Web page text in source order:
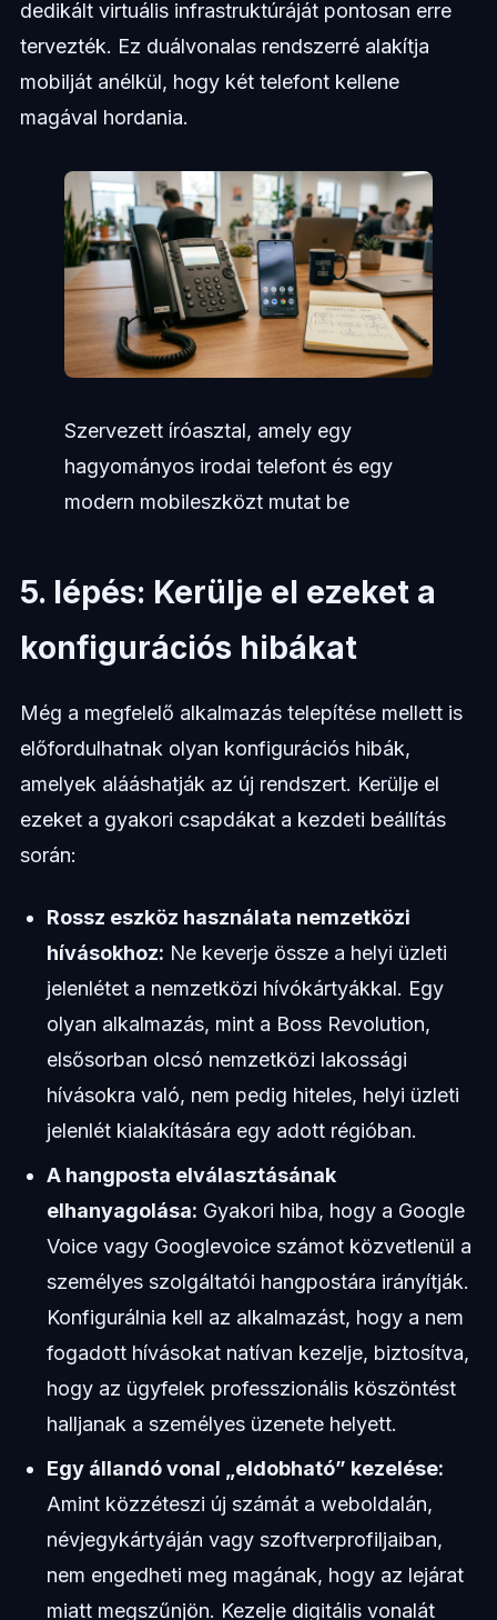
dedikált virtuális infrastruktúráját pontosan erre
tervezték. Ez duálvonalas rendszerré alakítja
mobilját anélkül, hogy két telefont kellene
magával hordania.
Szervezett íróasztal, amely egy
hagyományos irodai telefont és egy
modern mobileszközt mutat be
5. lépés: Kerülje el ezeket a
konfigurációs hibákat
Még a megfelelő alkalmazás telepítése mellett is
előfordulhatnak olyan konfigurációs hibák,
amelyek alááshatják az új rendszert. Kerülje el
ezeket a gyakori csapdákat a kezdeti beállítás
során:
Rossz eszköz használata nemzetközi
hívásokhoz: Ne keverje össze a helyi üzleti
jelenlétet a nemzetközi hívókártyákkal. Egy
olyan alkalmazás, mint a Boss Revolution,
elsősorban olcsó nemzetközi lakossági
hívásokra való, nem pedig hiteles, helyi üzleti
jelenlét kialakítására egy adott régióban.
A hangposta elválasztásának
elhanyagolása: Gyakori hiba, hogy a Google
Voice vagy Googlevoice számot közvetlenül a
személyes szolgáltatói hangpostára irányítják.
Konfigurálnia kell az alkalmazást, hogy a nem
fogadott hívásokat natívan kezelje, biztosítva,
hogy az ügyfelek professzionális köszöntést
halljanak a személyes üzenete helyett.
Egy állandó vonal „eldobható” kezelése:
Amint közzéteszi új számát a weboldalán,
névjegykártyáján vagy szoftverprofiljaiban,
nem engedheti meg magának, hogy az lejárat
miatt megszűnjön. Kezelje digitális vonalát